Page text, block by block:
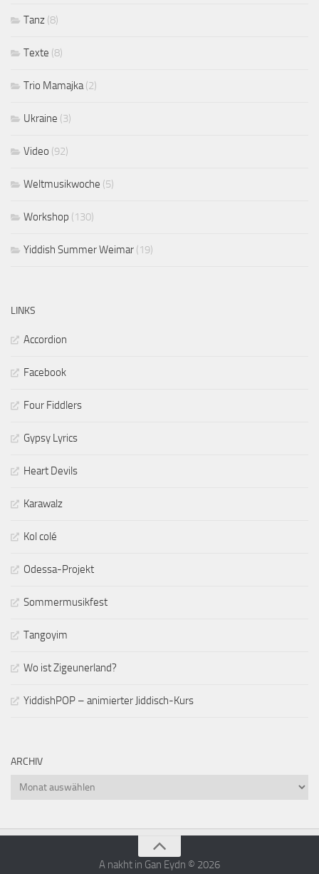
Tanz (8)
Texte (8)
Trio Mamajka(2)
Ukraine (3)
Video (92)
Weltmusikwoche (5)
Workshop (130)
Yiddish Summer Weimar (19)
LINKS
Accordion
Facebook
Four Fiddlers
Gypsy Lyrics
Heart Devils
Karawalz
Kol colé
Odessa-Projekt
Sommermusikfest
Tangoyim
Wo ist Zigeunerland?
YiddishPOP – animierter Jiddisch-Kurs
ARCHIV
Archiv
A nakht in Gan Eydn © 2026